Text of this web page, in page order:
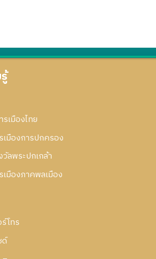
เมืองไทย
มืองการปกครอง
ลพระปกเกล้า
มืองภาคพลเมือง
โทร
ด์